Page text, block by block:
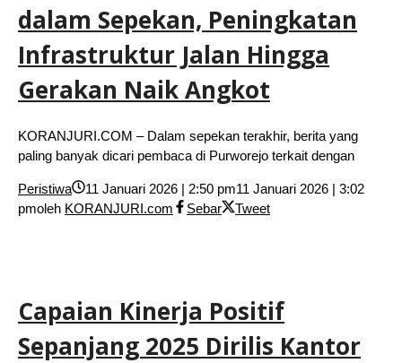
dalam Sepekan, Peningkatan
Infrastruktur Jalan Hingga
Gerakan Naik Angkot
KORANJURI.COM – Dalam sepekan terakhir, berita yang
paling banyak dicari pembaca di Purworejo terkait dengan
Peristiwa 11 Januari 2026 | 2:50 pm11 Januari 2026 | 3:02
pmoleh KORANJURI.com Sebar Tweet
Capaian Kinerja Positif
Sepanjang 2025 Dirilis Kantor